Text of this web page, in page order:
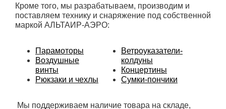
Кроме того, мы разрабатываем, производим и
поставляем технику и снаряжение под собственной
маркой АЛЬТАИР-АЭРО:
Парамоторы
Воздушные
винты
Рюкзаки и чехлы
Ветроуказатели-
колдуны
Концертины
Сумки-пончики
Мы поддерживаем наличие товара на складе,